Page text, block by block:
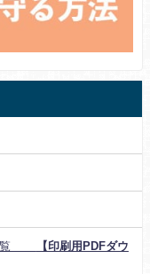
一覧
【印刷用PDFダウ